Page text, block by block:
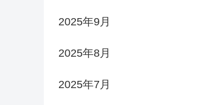
2025年9月
2025年8月
2025年7月